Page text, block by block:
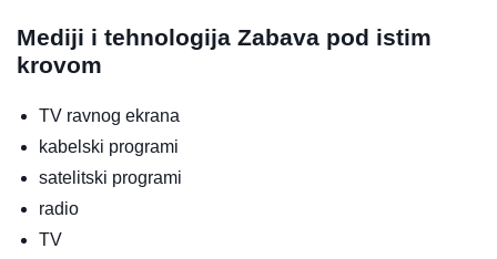
Mediji i tehnologija Zabava pod istim
krovom
TV ravnog ekrana
kabelski programi
satelitski programi
radio
TV